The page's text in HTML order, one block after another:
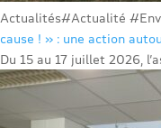
Actualités#Actualité
cause ! » : une action
Du 15 au 17 juillet 2026,